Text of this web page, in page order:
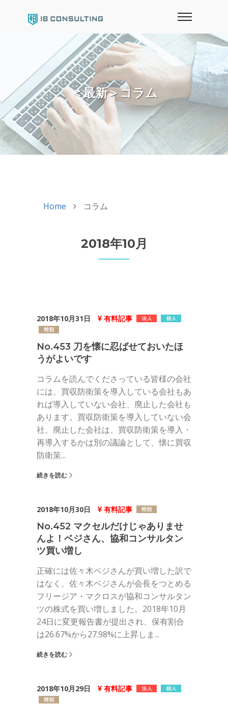
＜最新＞コラム
Home コラム
2018年10月
2018年10月31日 有料記事
No.453 刀を懐に忍ばせておいたほ
うがよいです
コラムを読んでくださっている皆様の会社
には、買収防衛策を導入している会社もあ
れば導入していない会社、廃止した会社も
あります。買収防衛策を導入していない会
社、廃止した会社は、買収防衛策を導入・
再導入するかは別の議論として、懐に買収
防衛策...
続きを読む
2018年10月30日 有料記事
No.452 マクセルだけじゃありませ
んよ！ベジさん、協和コンサルタン
ツ買い増し
正確には佐々木ベジさんが買い増した訳で
はなく、佐々木ベジさんが会長をつとめる
フリージア・マクロスが協和コンサルタン
ツの株式を買い増しました。2018年10月
24日に変更報告書が提出され、保有割合
は26.67%から27.98%に上昇しま...
続きを読む
2018年10月29日 有料記事